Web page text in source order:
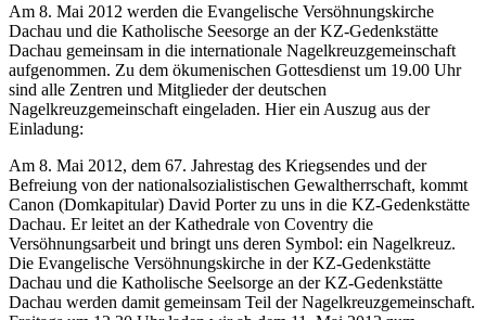
Am 8. Mai 2012 werden die Evangelische Versöhnungskirche
Dachau und die Katholische Seesorge an der KZ-Gedenkstätte
Dachau gemeinsam in die internationale Nagelkreuzgemeinschaft
aufgenommen. Zu dem ökumenischen Gottesdienst um 19.00 Uhr
sind alle Zentren und Mitglieder der deutschen
Nagelkreuzgemeinschaft eingeladen. Hier ein Auszug aus der
Einladung:
Am 8. Mai 2012, dem 67. Jahrestag des Kriegsendes und der
Befreiung von der national­sozialistischen Gewaltherrschaft, kommt
Canon (Domkapitular) David Porter zu uns in die KZ-Gedenkstätte
Dachau. Er leitet an der Kathedrale von Coventry die
Versöhnungsarbeit und bringt uns deren Symbol: ein Nagelkreuz.
Die Evangelische Versöhnungskirche in der KZ-Gedenkstätte
Dachau und die Katholische Seelsorge an der KZ-Gedenk­stätte
Dachau werden damit gemeinsam Teil der Nagelkreuzgemeinschaft.